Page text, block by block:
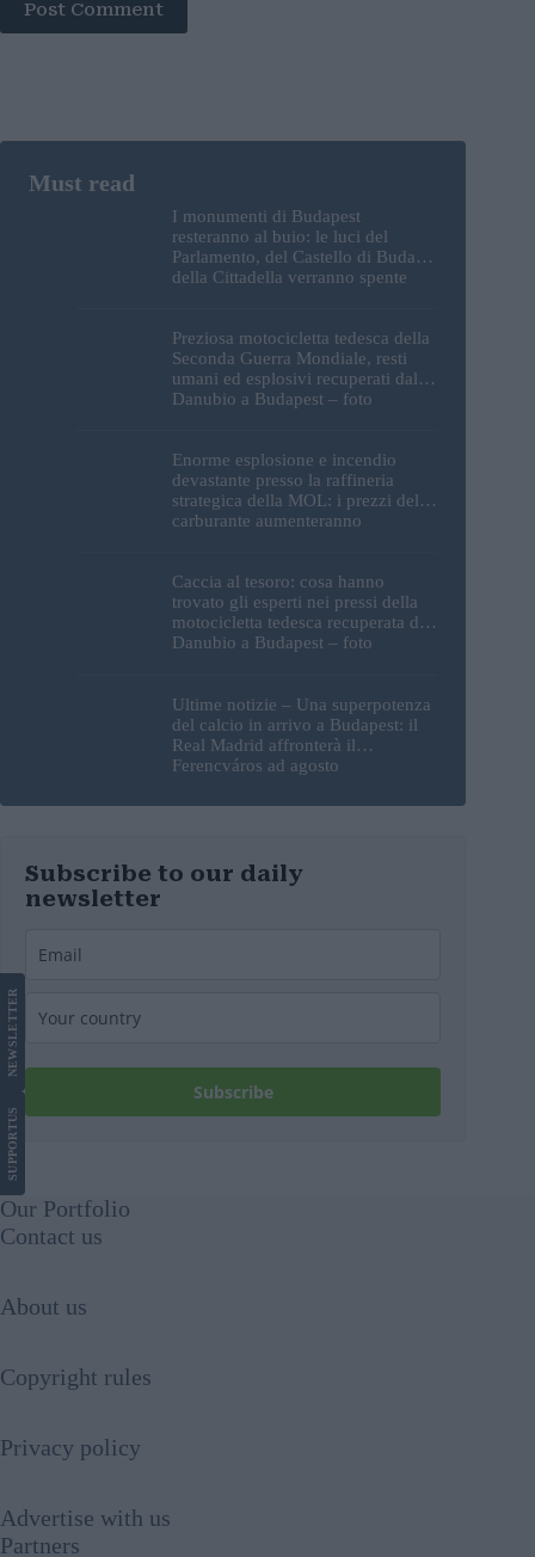
Post Comment
I monumenti di Budapest
resteranno al buio: le luci del
Parlamento, del Castello di Buda e
della Cittadella verranno spente
Preziosa motocicletta tedesca della
Seconda Guerra Mondiale, resti
umani ed esplosivi recuperati dal
Danubio a Budapest – foto
Enorme esplosione e incendio
devastante presso la raffineria
strategica della MOL: i prezzi del
carburante aumenteranno
Caccia al tesoro: cosa hanno
trovato gli esperti nei pressi della
motocicletta tedesca recuperata dal
Danubio a Budapest – foto
Ultime notizie – Una superpotenza
del calcio in arrivo a Budapest: il
Real Madrid affronterà il
Ferencváros ad agosto
Subscribe to our daily
newsletter
Subscribe
SUPPORT
US
NEWS
LETTER
Our Portfolio
Contact us
About us
Copyright rules
Privacy policy
Advertise with us
Partners